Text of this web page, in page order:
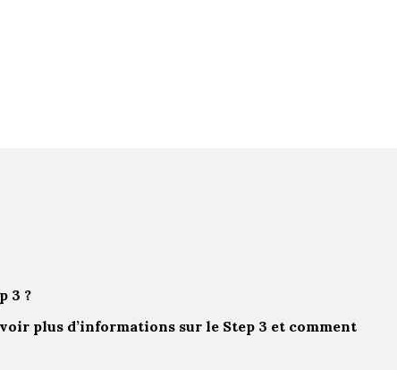
3 ?
plus d’informations sur le Step 3 et comment